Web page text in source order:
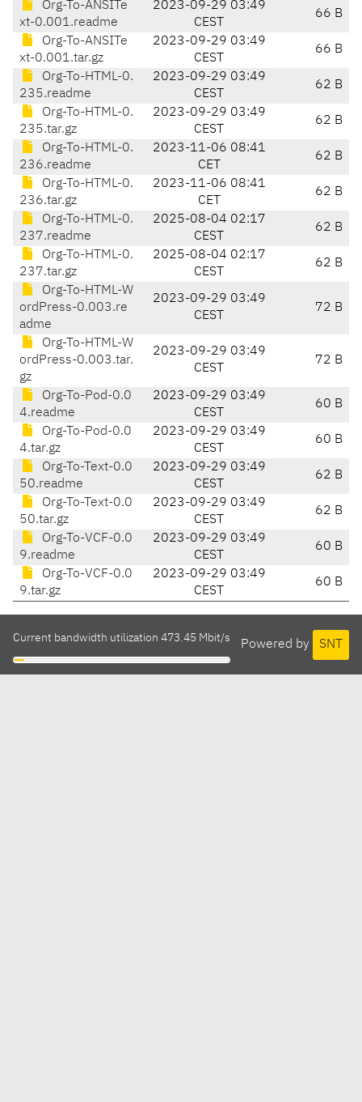
Org-To-ANSITe
xt-0.001.readme
2023-09-29 03:49
CEST
66 B
Org-To-ANSITe
xt-0.001.tar.gz
2023-09-29 03:49
CEST
66 B
Org-To-HTML-0.
235.readme
2023-09-29 03:49
CEST
62 B
Org-To-HTML-0.
235.tar.gz
2023-09-29 03:49
CEST
62 B
Org-To-HTML-0.
236.readme
2023-11-06 08:41
CET
62 B
Org-To-HTML-0.
236.tar.gz
2023-11-06 08:41
CET
62 B
Org-To-HTML-0.
237.readme
2025-08-04 02:17
CEST
62 B
Org-To-HTML-0.
237.tar.gz
2025-08-04 02:17
CEST
62 B
Org-To-HTML-W
ordPress-0.003.re
adme
2023-09-29 03:49
CEST
72 B
Org-To-HTML-W
ordPress-0.003.tar.
gz
2023-09-29 03:49
CEST
72 B
Org-To-Pod-0.0
4.readme
2023-09-29 03:49
CEST
60 B
Org-To-Pod-0.0
4.tar.gz
2023-09-29 03:49
CEST
60 B
Org-To-Text-0.0
50.readme
2023-09-29 03:49
CEST
62 B
Org-To-Text-0.0
50.tar.gz
2023-09-29 03:49
CEST
62 B
Org-To-VCF-0.0
9.readme
2023-09-29 03:49
CEST
60 B
Org-To-VCF-0.0
9.tar.gz
2023-09-29 03:49
CEST
60 B
Powered by SNT
Current bandwidth utilization 473.45 Mbit/s